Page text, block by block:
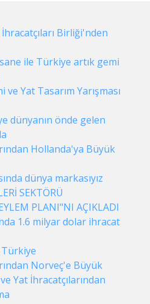
Birliği'nden
ile Türkiye artık gemi
ve Yat Tasarım Yarışması
dünyanın önde gelen
Hollanda'ya Büyük
dünya markasıyız
SEKTÖRÜ
PLANI"NI AÇIKLADI
1.6 milyar dolar ihracat
Türkiye
Norveç'e Büyük
Yat İhracatçılarından